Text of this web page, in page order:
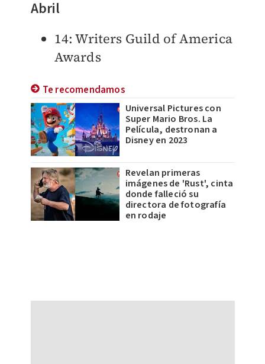
Abril
14: Writers Guild of America
Awards
Te recomendamos
Universal Pictures con
Super Mario Bros. La
Película, destronan a
Disney en 2023
Revelan primeras
imágenes de 'Rust', cinta
donde falleció su
directora de fotografía
en rodaje